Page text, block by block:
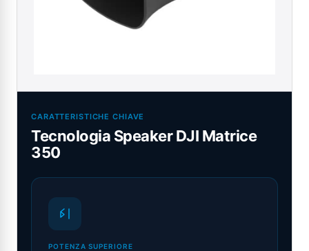
CARATTERISTICHE CHIAVE
Tecnologia Speaker DJI Matrice
350
POTENZA SUPERIORE